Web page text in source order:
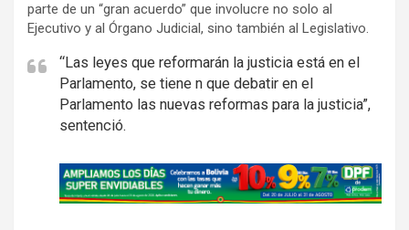
parte de un “gran acuerdo” que involucre no solo al
Ejecutivo y al Órgano Judicial, sino también al Legislativo.
“Las leyes que reformarán la justicia está en el
Parlamento, se tiene n que debatir en el
Parlamento las nuevas reformas para la justicia”,
sentenció.
A
d